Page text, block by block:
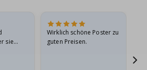
sie
Wirklich schöne Poster zu
guten Preisen.